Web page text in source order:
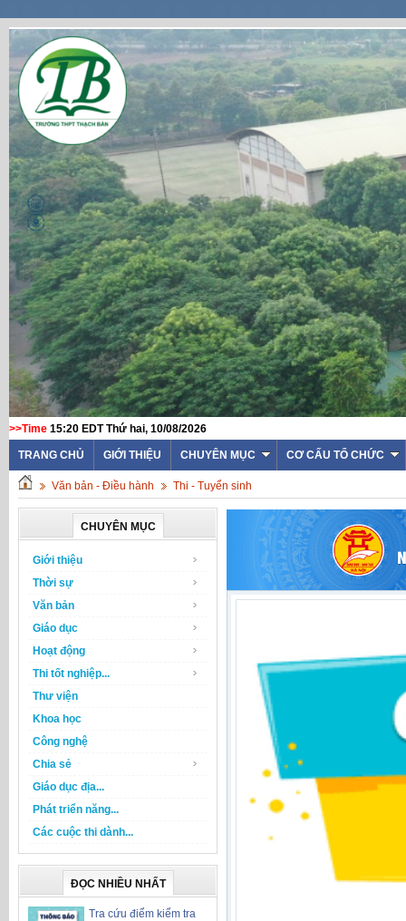
>>Time 15:20 EDT Thứ hai, 10/08/2026
TRANG CHỦ GIỚI THIỆU CHUYÊN MỤC CƠ CẤU TỔ CHỨC
Văn bản - Điều hành Thi - Tuyển sinh
CHUYÊN MỤC
Giới thiệu
Thời sự
Văn bản
Giáo dục
Hoạt động
Thi tốt nghiệp...
Thư viện
Khoa học
Công nghệ
Chia sẻ
Giáo dục địa...
Phát triển năng...
Các cuộc thi dành...
ĐỌC NHIỀU NHẤT
Tra cứu điểm kiểm tra